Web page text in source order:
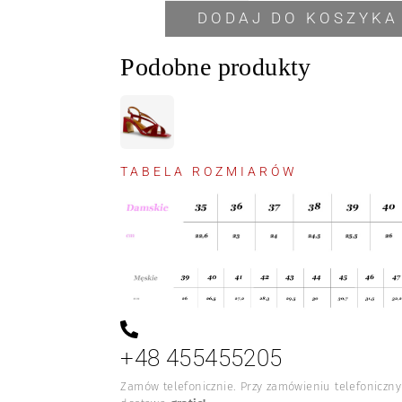
DODAJ DO KOSZYKA
Podobne produkty
TABELA ROZMIARÓW
+48 455455205
Zamów telefonicznie. Przy zamówieniu